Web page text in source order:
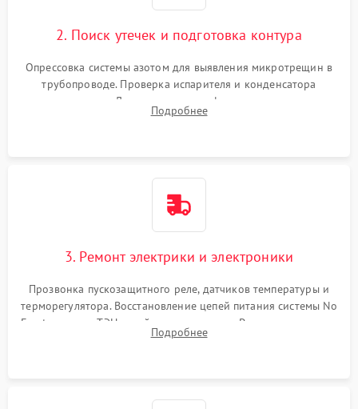
2. Поиск утечек и подготовка контура
Опрессовка системы азотом для выявления микротрещин в
трубопроводе. Проверка испарителя и конденсатора
течеискателем. Демонтаж старого фильтра-осушителя и
продувка капиллярной трубки для устранения засоров.
Подробнее
3. Ремонт электрики и электроники
Прозвонка пускозащитного реле, датчиков температуры и
терморегулятора. Восстановление цепей питания системы No
Frost, включая ТЭН оттайки и вентилятор. Ремонт или замена
платы управления при сбоях алгоритмов.
Подробнее